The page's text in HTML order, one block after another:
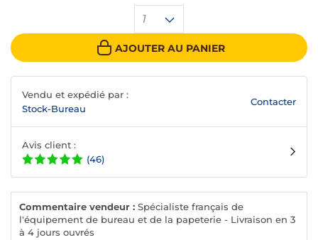
1
AJOUTER AU PANIER
Vendu et expédié par :
Stock-Bureau
Contacter
Avis client :
(46)
Commentaire vendeur : Spécialiste français de
l'équipement de bureau et de la papeterie - Livraison en 3
à 4 jours ouvrés